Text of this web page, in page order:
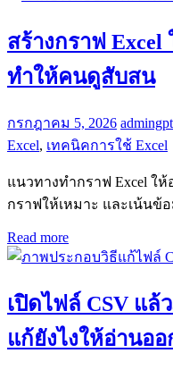
สร้างกราฟ Excel
ทำให้คนดูสับสน
กรกฎาคม 5, 2026
Excel, เทคนิคการใช้ Excel
แนวทางทำกราฟ Excel ใ
กราฟให้เหมาะ และเน้น
Read more
เปิดไฟล์ CSV แล้
แก้ยังไงให้อ่านออ